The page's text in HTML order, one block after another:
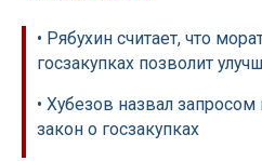
• Рябухин считает, что
госзакупках позволит
• Хубезов назвал
закон о госзакупках